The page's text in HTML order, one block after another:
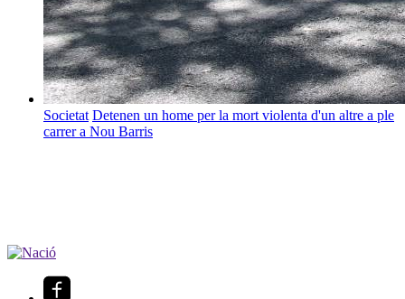
Societat Detenen un home per la mort violenta d'un altre a ple
carrer a Nou Barris